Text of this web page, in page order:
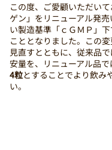
この度、ご愛顧いただい
ゲン」 をリニューアル発
い製造基準「ｃＧＭＰ」
こととなりました。この
見直すとともに、従来品
安量を、リニューアル品で
4粒とすることでより飲み
い。